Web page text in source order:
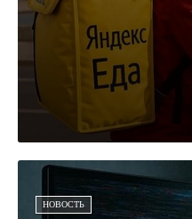
НОВОСТЬ